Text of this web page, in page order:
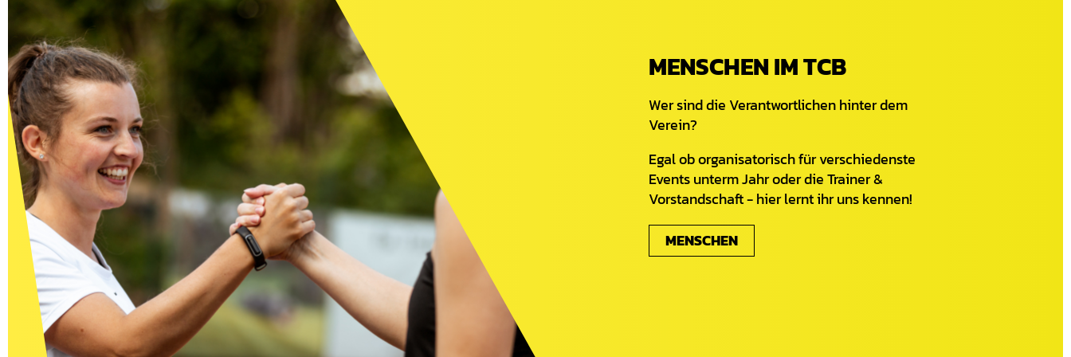
MENSCHEN IM TCB
Wer sind die Verantwortlichen hinter dem
Verein?
Egal ob organisatorisch für verschiedenste
Events unterm Jahr oder die Trainer &
Vorstandschaft - hier lernt ihr uns kennen!
MENSCHEN